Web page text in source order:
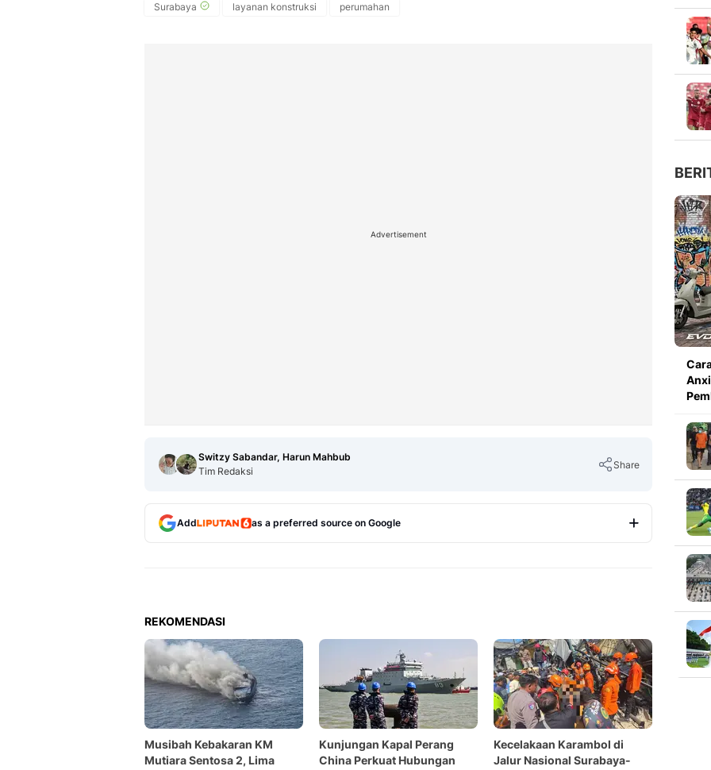
Surabaya layanan konstruksi perumahan
Advertisement
Switzy Sabandar, Harun Mahbub
Tim Redaksi
Share
Add as a preferred source on Google
REKOMENDASI
Musibah Kebakaran KM
Mutiara Sentosa 2, Lima
Kunjungan Kapal Perang
China Perkuat Hubungan
Kecelakaan Karambol di
Jalur Nasional Surabaya-